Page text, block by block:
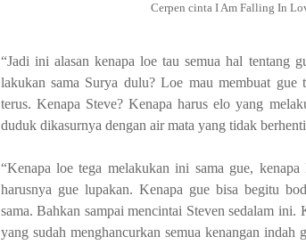
Cerpen cinta I Am Falling In
“Jadi ini alasan kenapa loe tau semua hal tentang
lakukan sama Surya dulu? Loe mau membuat
terus. Kenapa Steve? Kenapa harus elo yang
duduk dikasurnya dengan air mata yang tidak
“Kenapa loe tega melakukan ini sama gue,
harusnya gue lupakan. Kenapa gue bisa begitu
sama. Bahkan sampai mencintai Steven sedalam ini.
yang sudah menghancurkan semua kenangan